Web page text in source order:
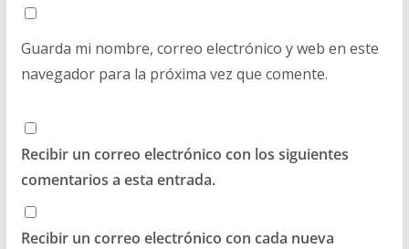
Guarda mi nombre, correo electrónico y web en este
navegador para la próxima vez que comente.
Recibir un correo electrónico con los siguientes
comentarios a esta entrada.
Recibir un correo electrónico con cada nueva